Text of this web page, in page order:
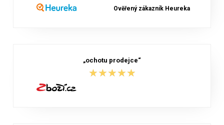
Ověřený zákazník Heureka
„ochotu prodejce“
★★★★★
★★★★★